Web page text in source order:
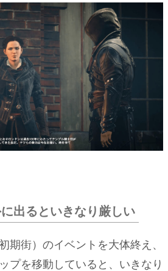
出るといきなり厳しい
期街）のイベントを大体終え、
プを移動していると、いきなり